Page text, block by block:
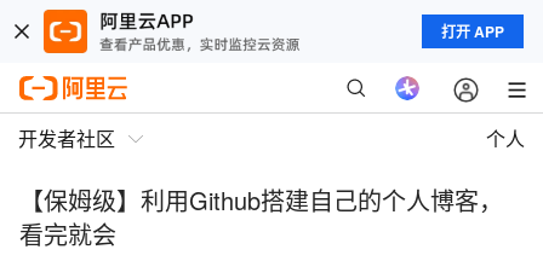
打开 APP
开发者社区 个人
【保姆级】利用Github搭建自己的个人博客，
看完就会